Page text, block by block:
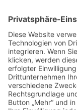
E-Mail
Diese E-Mail-
muss JavaScript
Diese E-Mail-
muss JavaScript
Telefon Service-